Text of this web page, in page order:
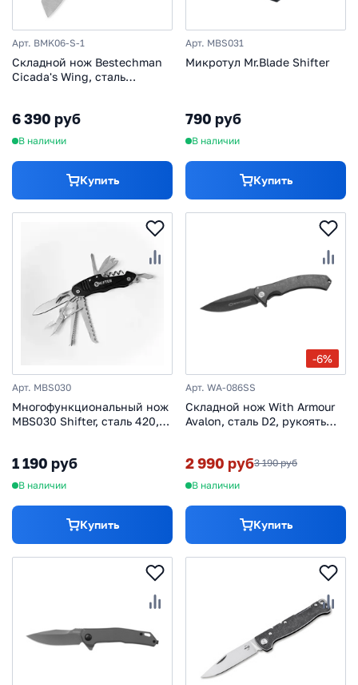
Арт. BMK06-S-1
Складной нож Bestechman
Cicada's Wing, сталь
6 390 руб
В наличии
Купить
Арт. MBS031
Микротул Mr.Blade Shifter
790 руб
В наличии
Купить
Арт. MBS030
Многофункциональный нож
MBS030 Shifter, сталь 420,
1 190 руб
В наличии
Купить
-6%
Арт. WA-086SS
Складной нож With Armour
Avalon, сталь D2, рукоять
2 990 руб3 190 руб
В наличии
Купить